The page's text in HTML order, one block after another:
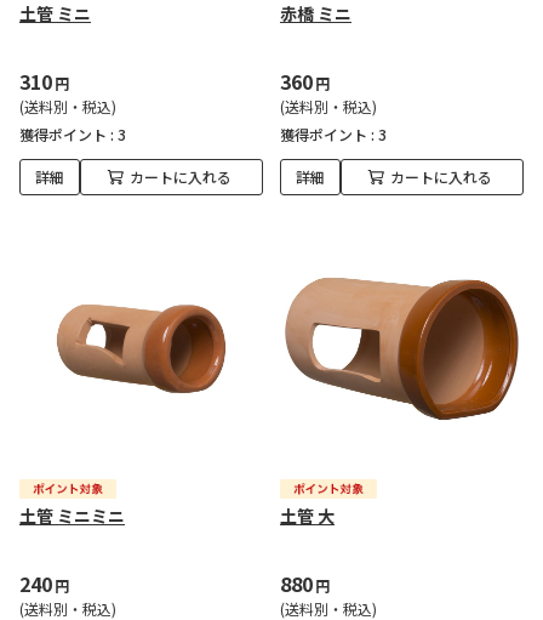
土管 ミニ
310円
(送料別・税込)
獲得ポイント : 3
詳細 カートに入れる
赤橋 ミニ
360円
(送料別・税込)
獲得ポイント : 3
詳細 カートに入れる
土管 ミニミニ
240円
(送料別・税込)
土管 大
880円
(送料別・税込)